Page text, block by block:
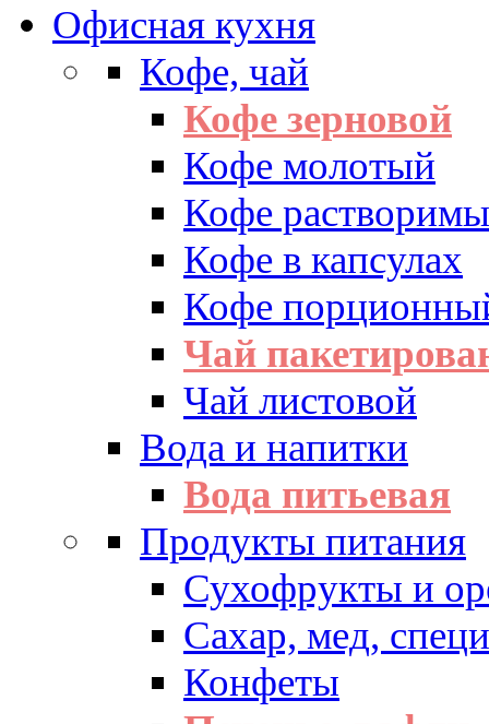
Офисная кухня
Кофе, чай
Кофе зерновой
Кофе молотый
Кофе
Кофе в капсулах
Кофе
Чай
Чай листовой
Вода и напитки
Вода питьевая
Продукты питания
Сухофрукты и
Сахар, мед,
Конфеты